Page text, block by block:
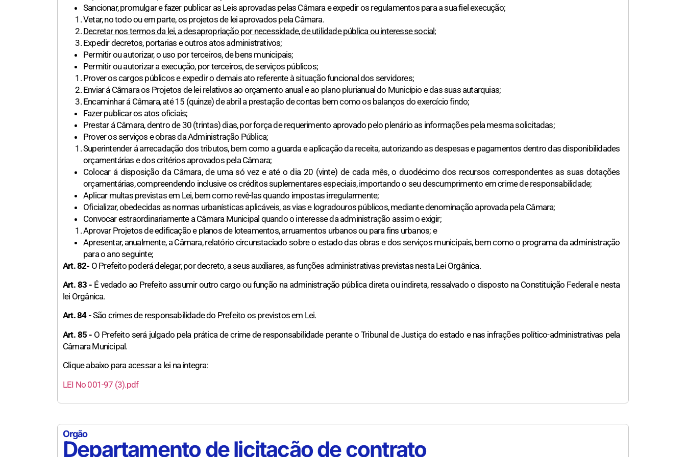
Sancionar, promulgar e fazer publicar as Leis aprovadas pelas Câmara e expedir os regulamentos para a sua fiel execução;
Vetar, no todo ou em parte, os projetos de lei aprovados pela Câmara.
Decretar nos termos da lei, a desapropriação por necessidade, de utilidade pública ou interesse social;
Expedir decretos, portarias e outros atos administrativos;
Permitir ou autorizar, o uso por terceiros, de bens municipais;
Permitir ou autorizar a execução, por terceiros, de serviços públicos;
Prover os cargos públicos e expedir o demais ato referente à situação funcional dos servidores;
Enviar á Câmara os Projetos de lei relativos ao orçamento anual e ao plano plurianual do Município e das suas autarquias;
Encaminhar á Câmara, até 15 (quinze) de abril a prestação de contas bem como os balanços do exercício findo;
Fazer publicar os atos oficiais;
Prestar á Câmara, dentro de 30 (trintas) dias, por força de requerimento aprovado pelo plenário as informações pela mesma solicitadas;
Prover os serviços e obras da Administração Pública;
Superintender á arrecadação dos tributos, bem como a guarda e aplicação da receita, autorizando as despesas e pagamentos dentro das disponibilidades
orçamentárias e dos critérios aprovados pela Câmara;
Colocar á disposição da Câmara, de uma só vez e até o dia 20 (vinte) de cada mês, o duodécimo dos recursos correspondentes as suas dotações
orçamentárias, compreendendo inclusive os créditos suplementares especiais, importando o seu descumprimento em crime de responsabilidade;
Aplicar multas previstas em Lei, bem como revê-las quando impostas irregularmente;
Oficializar, obedecidas as normas urbanísticas aplicáveis, as vias e logradouros públicos, mediante denominação aprovada pela Câmara;
Convocar estraordinariamente a Câmara Municipal quando o interesse da administração assim o exigir;
Aprovar Projetos de edificação e planos de loteamentos, arruamentos urbanos ou para fins urbanos; e
Apresentar, anualmente, a Câmara, relatório circunstaciado sobre o estado das obras e dos serviços municipais, bem como o programa da administração
para o ano seguinte;
Art. 82- O Prefeito poderá delegar, por decreto, a seus auxiliares, as funções administrativas previstas nesta Lei Orgânica.
Art. 83 -É vedado ao Prefeito assumir outro cargo ou função na administração pública direta ou indireta, ressalvado o disposto na Constituição Federal e nesta
lei Orgânica.
Art. 84 -São crimes de responsabilidade do Prefeito os previstos em Lei.
Art. 85 - O Prefeito será julgado pela prática de crime de responsabilidade perante o Tribunal de Justiça do estado e nas infrações político-administrativas pela
Câmara Municipal.
Clique abaixo para acessar a lei na íntegra:
LEI No 001-97 (3).pdf
Orgão
Departamento de licitação de contrato